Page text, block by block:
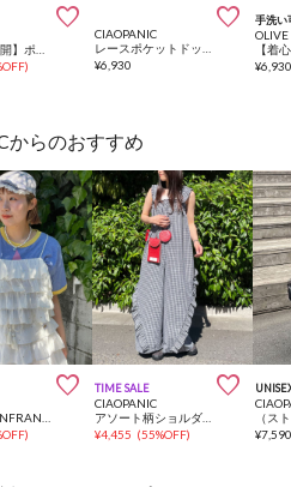

)

CIAOPANIC
¥6,930
手洗い
¥
からのおすすめ

)
TIME SALE 
CIAOPANIC
アソート柄ショルダーシャーリングフリルサロペット
¥4,455 (55%OFF) ¥